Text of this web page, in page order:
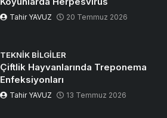
Tahir YAVUZ 20 Temmuz 2026
TEKNIK BILGILER
Çiftlik Hayvanlarında Treponema
Enfeksiyonları
Tahir YAVUZ 13 Temmuz 2026